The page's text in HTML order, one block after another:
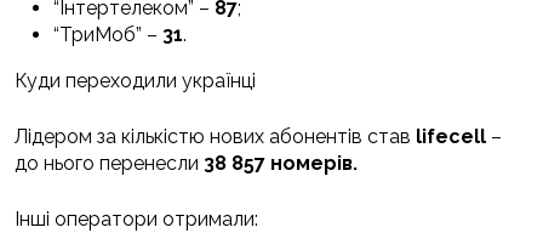
“Інтертелеком” – 87;
“ТриМоб” – 31.
Куди переходили українці
Лідером за кількістю нових абонентів став lifecell –
до нього перенесли 38 857 номерів.
Інші оператори отримали: